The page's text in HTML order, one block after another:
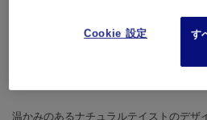
温かみのあるナチュラルテイストのデザ
Cookie 設定
す